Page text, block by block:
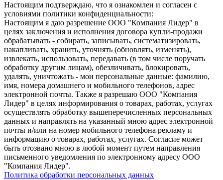
Настоящим подтверждаю, что я ознакомлен и согласен с
условиями политики конфиденциальности:
Настоящим я даю разрешение ООО "Компания Лидер" в
целях заключения и исполнения договора купли-продажи
обрабатывать - собирать, записывать, систематизировать,
накапливать, хранить, уточнять (обновлять, изменять),
извлекать, использовать, передавать (в том числе поручать
обработку другим лицам), обезличивать, блокировать,
удалять, уничтожать - мои персональные данные: фамилию,
имя, номера домашнего и мобильного телефонов, адрес
электронной почты. Также я разрешаю ООО "Компания
Лидер" в целях информирования о товарах, работах, услугах
осуществлять обработку вышеперечисленных персональных
данных и направлять на указанный мною адрес электронной
почты и/или на номер мобильного телефона рекламу и
информацию о товарах, работах, услугах. Согласие может
быть отозвано мною в любой момент путем направления
письменного уведомления по электронному адресу ООО
"Компания Лидер".
Политика обработки персональных данных